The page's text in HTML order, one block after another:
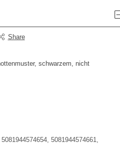
Share
schwarzem, nicht
5081944574661,